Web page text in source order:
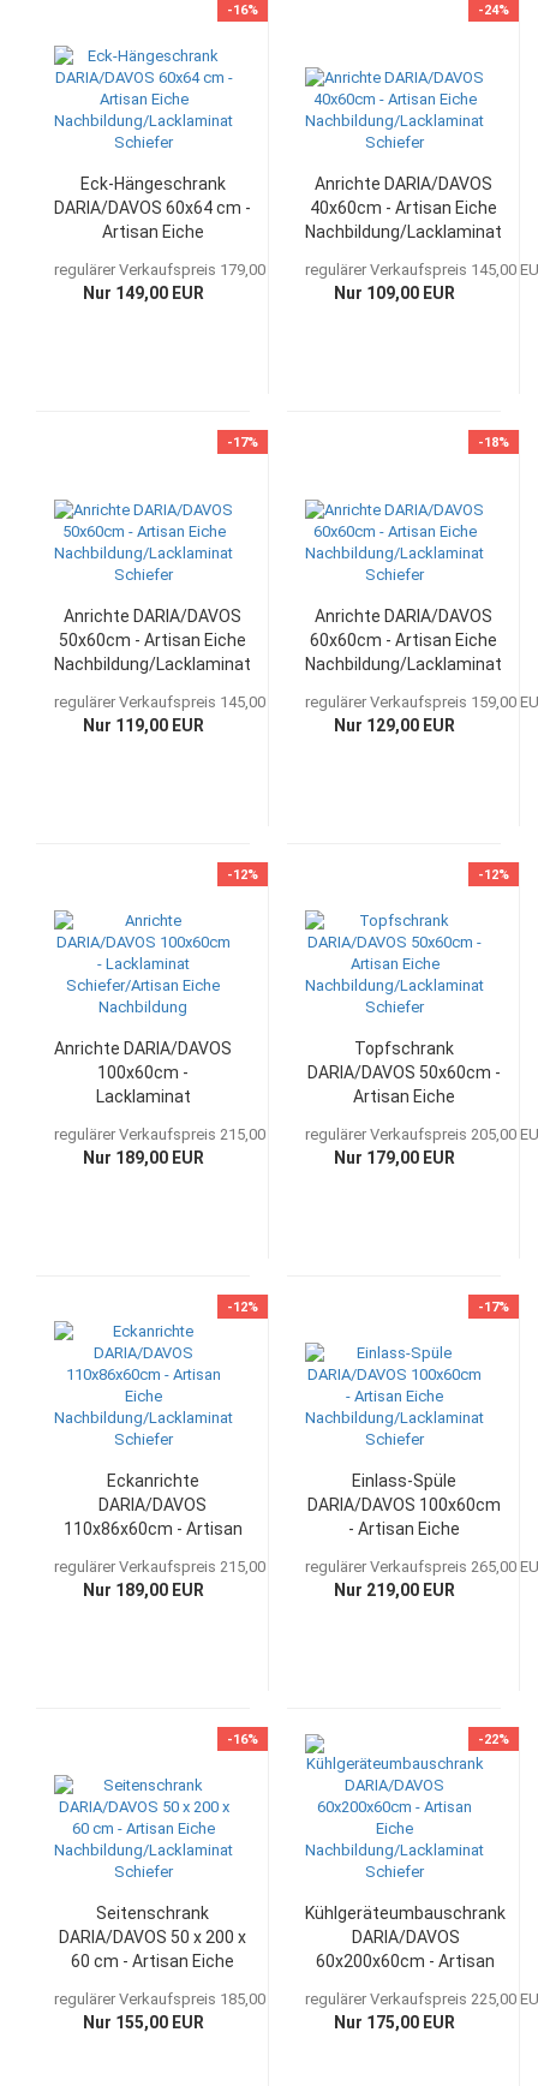
-16%
Eck-Hängeschrank
DARIA/DAVOS 60x64 cm -
Artisan Eiche
Schiefer
regulärer Verkaufspreis 179,00 EUR
Nur 149,00 EUR
-24%
Anrichte DARIA/DAVOS
40x60cm - Artisan Eiche
Nachbildung/Lacklaminat
regulärer Verkaufspreis 145,00
Nur 109,00 EUR
-17%
Anrichte DARIA/DAVOS
50x60cm - Artisan Eiche
Nachbildung/Lacklaminat
regulärer Verkaufspreis 145,00 EUR
Nur 119,00 EUR
-18%
Anrichte DARIA/DAVOS
60x60cm - Artisan Eiche
Nachbildung/Lacklaminat
regulärer Verkaufspreis 159,00
Nur 129,00 EUR
-12%
Anrichte DARIA/DAVOS
100x60cm -
Lacklaminat
Nachbildung
regulärer Verkaufspreis 215,00 EUR
Nur 189,00 EUR
-12%
Topfschrank
DARIA/DAVOS 50x60cm -
Artisan Eiche
Schiefer
regulärer Verkaufspreis 205,00
Nur 179,00 EUR
-12%
Eckanrichte
DARIA/DAVOS
110x86x60cm - Artisan
Nachbildung/Lacklaminat
Schiefer
regulärer Verkaufspreis 215,00 EUR
Nur 189,00 EUR
-17%
Einlass-Spüle
DARIA/DAVOS 100x60cm
- Artisan Eiche
Schiefer
regulärer Verkaufspreis 265,00
Nur 219,00 EUR
-16%
Seitenschrank
DARIA/DAVOS 50 x 200 x
60 cm - Artisan Eiche
Schiefer
regulärer Verkaufspreis 185,00 EUR
Nur 155,00 EUR
-22%
Kühlgeräteumbauschrank
DARIA/DAVOS
60x200x60cm - Artisan
Nachbildung/Lacklaminat
Schiefer
regulärer Verkaufspreis 225,00
Nur 175,00 EUR